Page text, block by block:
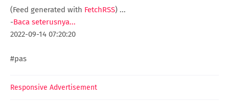
(Feed generated with FetchRSS) ...
-Baca seterusnya...
2022-09-14 07:20:20
#pas
Responsive Advertisement